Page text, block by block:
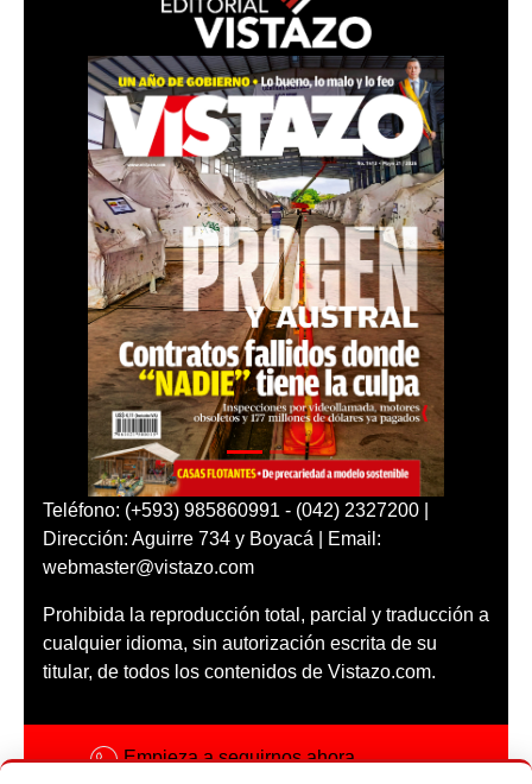
Teléfono: (+593) 985860991 - (042) 2327200 |
Dirección: Aguirre 734 y Boyacá | Email:
webmaster@vistazo.com
Prohibida la reproducción total, parcial y traducción a
cualquier idioma, sin autorización escrita de su
titular, de todos los contenidos de Vistazo.com.
Empieza a seguirnos ahora